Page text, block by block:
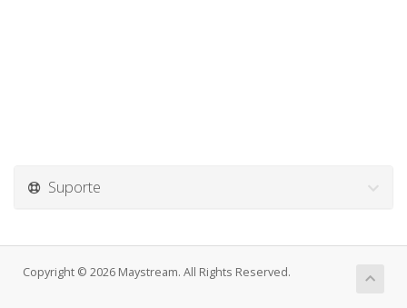
Suporte
Copyright © 2026 Maystream. All Rights Reserved.